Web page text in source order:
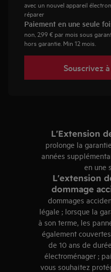
avec un nouvel appareil
réparer
Paiement en une seule
non, 2,99 € par mois sous
hors garantie. Min 12 mois.
Not Included
Souscrivez
L'Extension
prolonge la
années
en une
L'extension
dommage
dommages
légale ; lorsque la
à son terme, les
également
de 10 ans de
électroménager ;
vous souhaitez